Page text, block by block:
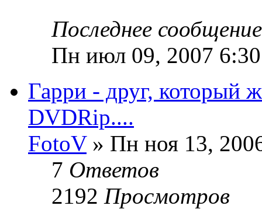
Последнее
Пн июл 09, 2007
Гарри - друг, который
DVDRip....
FotoV» Пн ноя 13,
7 Ответов
2192 Просмотров